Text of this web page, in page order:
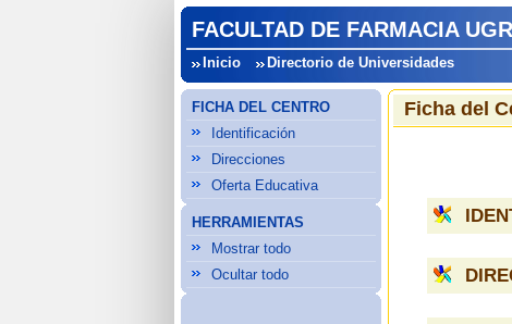
FACULTAD DE FARMACIA
Inicio Directorio de Universidades
FICHA DEL CENTRO
Identificación
Direcciones
Oferta Educativa
HERRAMIENTAS
Mostrar todo
Ocultar todo
Ficha del